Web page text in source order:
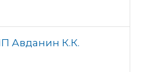
Авданин К.К.